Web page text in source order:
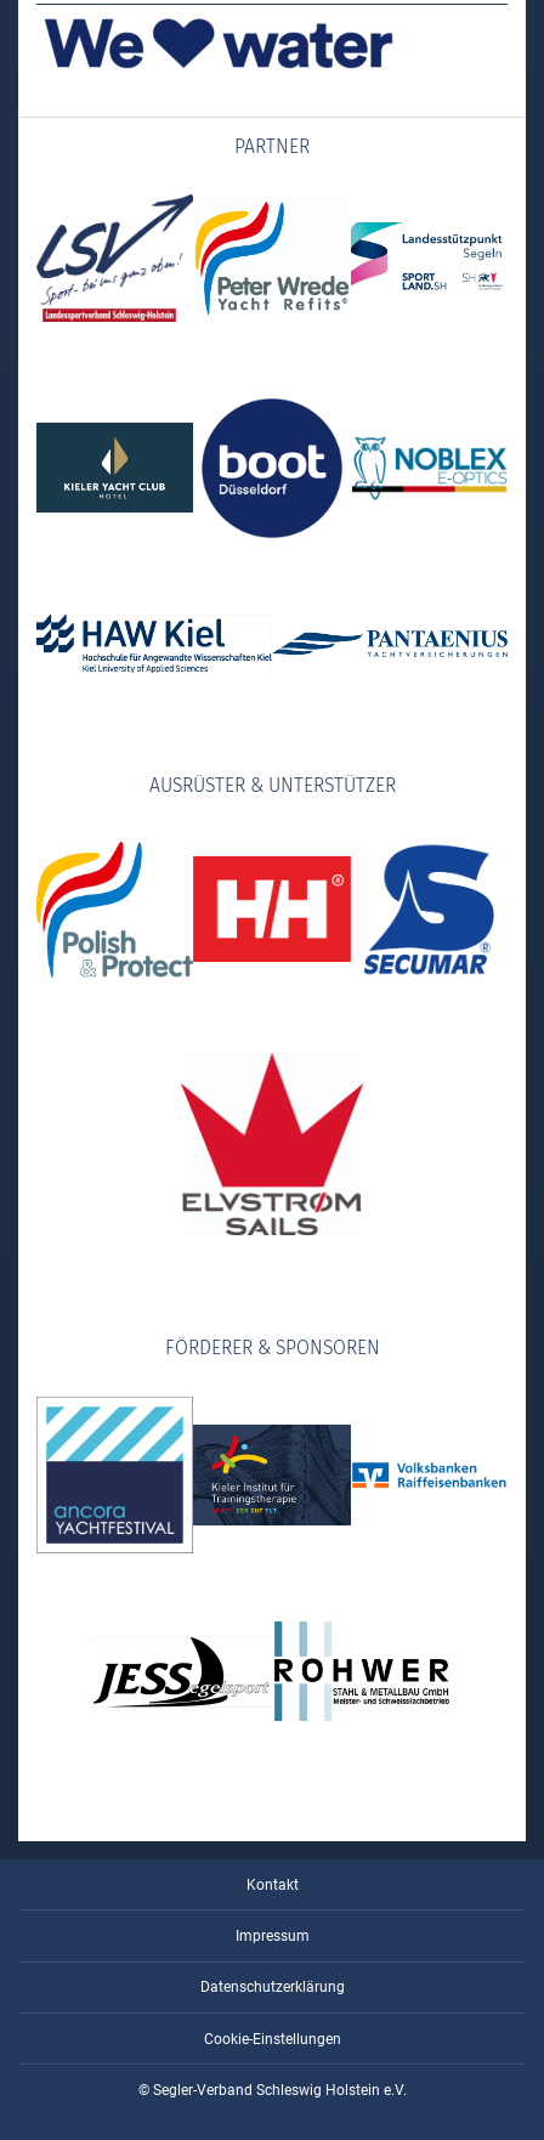
PARTNER
AUSRÜSTER & UNTERSTÜTZER
FÖRDERER & SPONSOREN
Kontakt
Impressum
Datenschutzerklärung
Cookie-Einstellungen
© Segler-Verband Schleswig Holstein e.V.